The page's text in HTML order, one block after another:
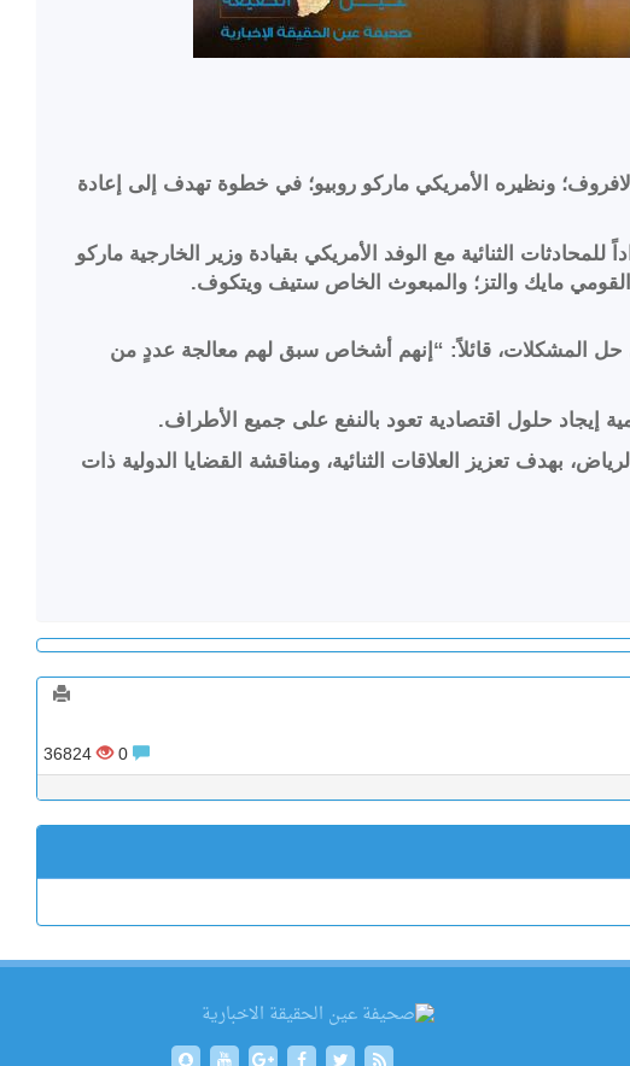
ونظيره الأمريكي ماركو روبيو؛ في خطوة تهدف إلى إعادة
الثنائية مع الوفد الأمريكي بقيادة وزير الخارجية ماركو
مايك والتز؛ والمبعوث الخاص ستيف ويتكوف.
حل المشكلات، قائلاً: “إنهم أشخاص سبق لهم معالجة عددٍ من
بهدف تعزيز العلاقات الثنائية، ومناقشة القضايا الدولية ذات
36824